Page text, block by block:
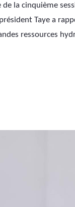
de la cinquième
Taye a
ressources